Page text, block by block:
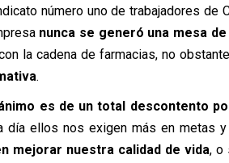
número uno de trabajadores de
nunca se generó una mesa
la cadena de farmacias, no
.
es de un total descontento
día ellos nos exigen más en metas
mejorar nuestra calidad de vida, o